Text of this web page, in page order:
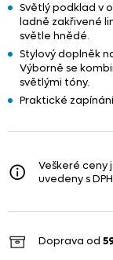
Světlý podklad v
ladně zakřivené
světle hnědé.
Stylový doplněk
Výborně se
světlými tóny.
Praktické
Veškeré ceny
uvedeny s DPH
Doprava od